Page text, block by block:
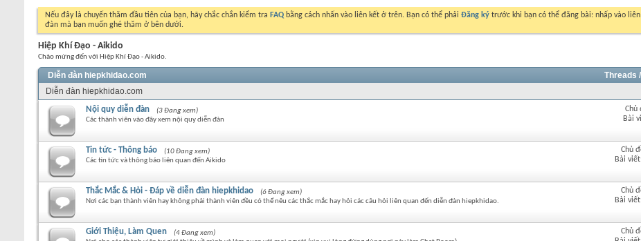
Nếu đây là chuyến thăm đầu tiên của bạn, hãy chắc chắn kiểm tra FAQ bằng cách nhấn vào liên kết ở trên. Bạn có thể phải Đăng ký trước khi bạn có thể đăng bài: nhấp vào
đàn mà bạn muốn ghé thăm ở bên dưới.
Hiệp Khí Đạo - Aikido
Chào mừng đến với Hiệp Khí Đạo - Aikido.
Diễn đàn hiepkhidao.com Threads
Diễn đàn hiepkhidao.com
Nội quy diễn đàn
(3 Đang xem)
Các thành viên vào đây xem nội quy diễn đàn
Chủ
Bài
Tin tức - Thông báo
(10 Đang xem)
Các tin tức và thông báo liên quan đến Aikido
Chủ
Bài
Thắc Mắc & Hỏi - Đáp về diễn đàn hiepkhidao
(6 Đang xem)
Nơi các bạn thành viên hay không phải thành viên đều có thể nêu các thắc mắc hay hỏi các câu hỏi liên quan đến diễn đàn hiepkhidao.
Chủ
Bài
Giới Thiệu, Làm Quen
(4 Đang xem)
Chủ